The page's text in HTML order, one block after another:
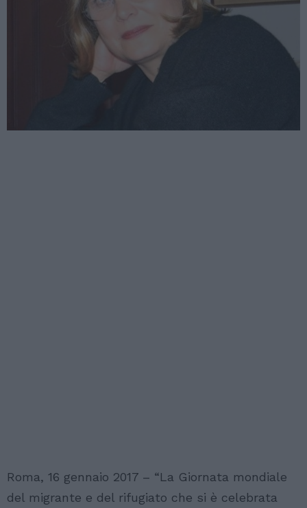
Roma, 16 gennaio 2017 – “La Giornata mondiale
del migrante e del rifugiato che si è celebrata